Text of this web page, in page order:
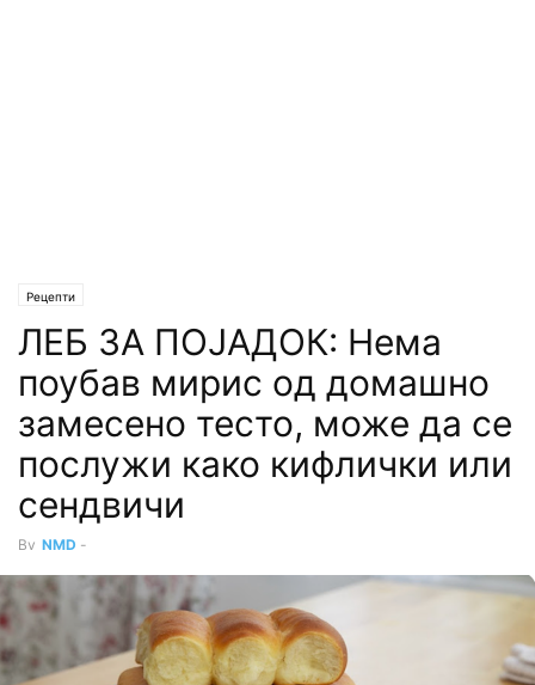
Рецепти
ЛЕБ ЗА ПОЈАДОК: Нема
поубав мирис од домашно
замесено тесто, може да се
послужи како кифлички или
сендвичи
By NMD -